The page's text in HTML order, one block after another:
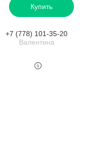
Купить
+7 (778) 101-35-20
Валентина